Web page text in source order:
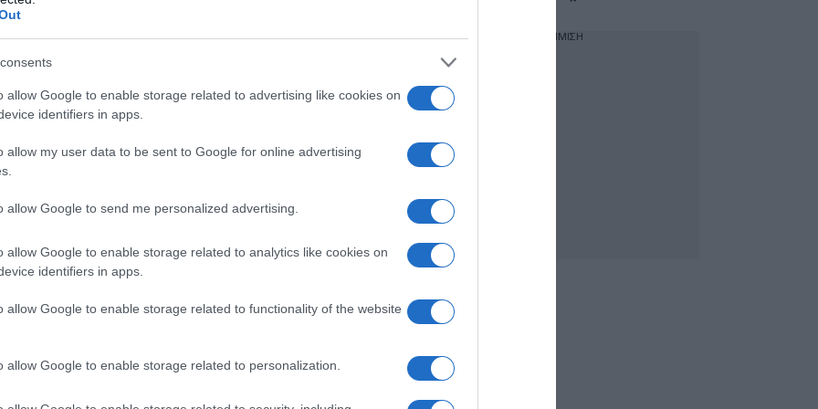
allow Google to enable storage related to advertising like cookies on
identifiers in apps.
allow my user data to be sent to Google for online advertising
allow Google to send me personalized advertising.
allow Google to enable storage related to analytics like cookies on
identifiers in apps.
allow Google to enable storage related to functionality of the website
allow Google to enable storage related to personalization.
φωτογραφία από τα νιάτα του
ΑΦΜ κάνουν αίτηση σήμερα – Πότε
βίντεο για τη ζωή του 26χρονου
στη Μόρια
Ινφαντίνο, ενώ συνεχίζεται η κρίση στη
ΔΙΑΦΗΜΙΣΗ